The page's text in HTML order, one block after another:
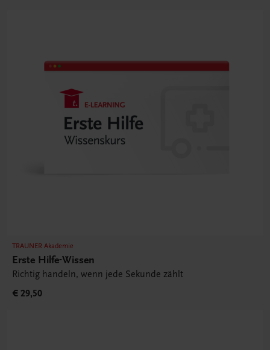
TRAUNER Akademie
Erste Hilfe-Wissen
Richtig handeln, wenn jede Sekunde zählt
€ 29,50